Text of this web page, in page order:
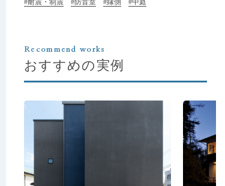
#耐震・制震 #防音室 #縁側 #中庭
Recommend works
おすすめの実例